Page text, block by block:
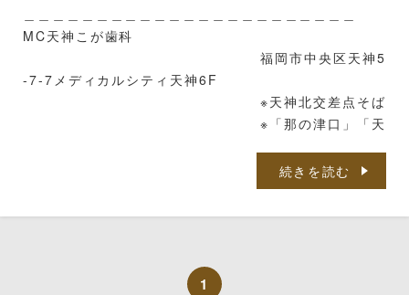
MC天神こが歯科
福岡市中央区天神5
-7-7メディカルシティ天神6F
※天神北交差点そば
※「那の津口」「天
※天神地下街「東１
約でもお電話でも承っております😊
続きを読む
1